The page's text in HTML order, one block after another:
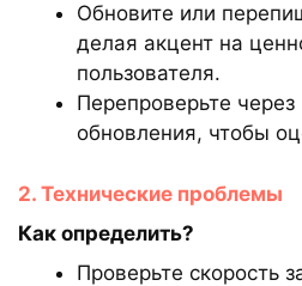
Обновите или
делая акцент на
пользователя.
Перепроверьте
обновления, чтобы
2. Технические проблемы
Как определить?
Проверьте скорость